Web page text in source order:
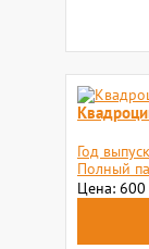
Год
Полный
Цена: